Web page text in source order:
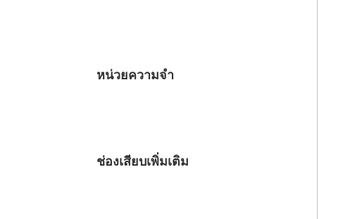
หน่วยความจำ
ช่องเสียบเพิ่มเติม